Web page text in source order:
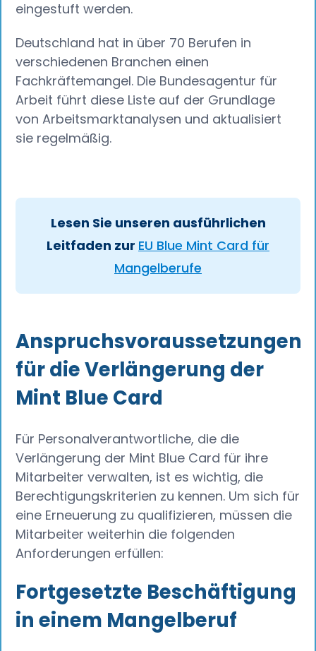
eingestuft werden.
Deutschland hat in über 70 Berufen in
verschiedenen Branchen einen
Fachkräftemangel. Die Bundesagentur für
Arbeit führt diese Liste auf der Grundlage
von Arbeitsmarktanalysen und aktualisiert
sie regelmäßig.
Lesen Sie unseren ausführlichen
Leitfaden zur EU Blue Mint Card für
Mangelberufe
Anspruchsvoraussetzungen
für die Verlängerung der
Mint Blue Card
Für Personalverantwortliche, die die
Verlängerung der Mint Blue Card für ihre
Mitarbeiter verwalten, ist es wichtig, die
Berechtigungskriterien zu kennen. Um sich für
eine Erneuerung zu qualifizieren, müssen die
Mitarbeiter weiterhin die folgenden
Anforderungen erfüllen:
Fortgesetzte Beschäftigung
in einem Mangelberuf